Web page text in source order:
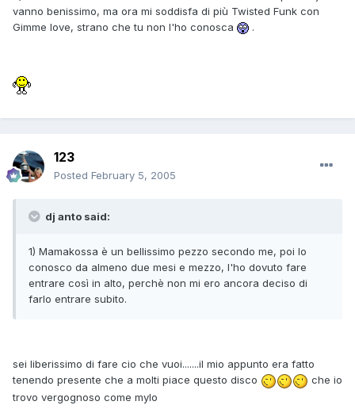
vanno benissimo, ma ora mi soddisfa di più Twisted Funk con
Gimme love, strano che tu non l'ho conosca
.
123
Posted February 5, 2005
dj anto said:
1) Mamakossa è un bellissimo pezzo secondo me, poi lo
conosco da almeno due mesi e mezzo, l'ho dovuto fare
entrare così in alto, perchè non mi ero ancora deciso di
farlo entrare subito.
sei liberissimo di fare cio che vuoi.......il mio appunto era fatto
tenendo presente che a molti piace questo disco
che io
trovo vergognoso come mylo